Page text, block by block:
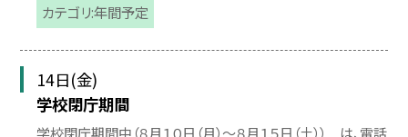
カテゴリ:年間予定
14日(金)
学校閉庁期間
学校閉庁期間中（８月１０日（月）〜８月１５日（土）） は、電話